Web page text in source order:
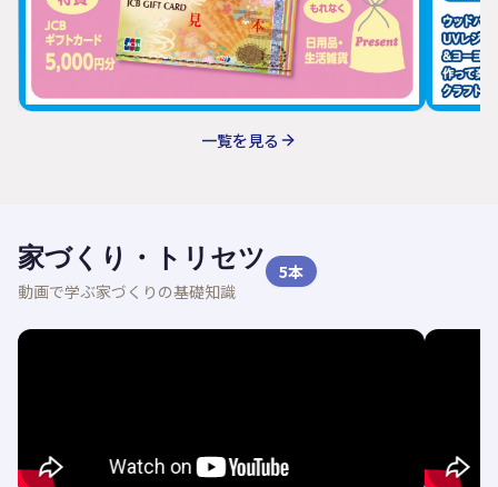
一覧を見る
家づくり・トリセツ
動画で学ぶ家づくりの基礎知識
5本